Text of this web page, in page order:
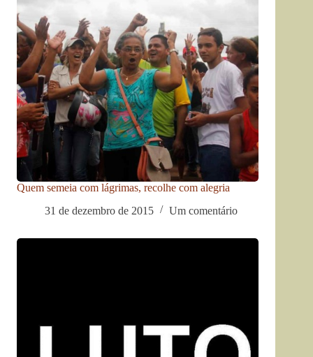
Quem semeia com lágrimas, recolhe com alegria
31 de dezembro de 2015
Um comentário